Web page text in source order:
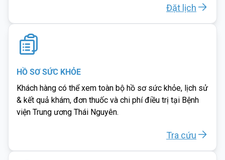
Đặt lịch
HỒ SƠ SỨC KHỎE
Khách hàng có thể xem toàn bộ hồ sơ sức khỏe, lịch sử
& kết quả khám, đơn thuốc và chi phí điều trị tại Bệnh
viện Trung ương Thái Nguyên.
Tra cứu